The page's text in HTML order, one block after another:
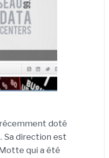
doté
Sa direction est
qui a été